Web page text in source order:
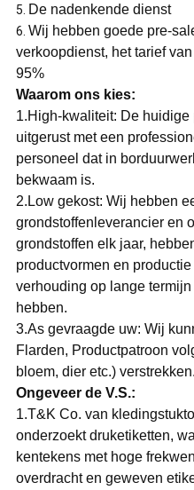
5. De nadenkende dienst
6. Wij hebben goede pre-
verkoopdienst, het tarief
95%
Waarom ons kies:
1.High-kwaliteit: De
uitgerust met een
personeel dat in
bekwaam is.
2.Low gekost: Wij hebben
grondstoffenleverancier en
grondstoffen elk jaar,
productvormen en
verhouding op lange
hebben.
3.As gevraagde uw: Wij
Flarden, Productpatroon
bloem, dier etc.) verstrekken.
Ongeveer de V.S.:
1.T&K Co. van
onderzoekt druketiketten,
kentekens met hoge
overdracht en geweven